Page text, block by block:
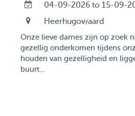
04-09-2026 to 15-09-
Heerhugowaard
Onze lieve dames zijn op zoek
gezellig onderkomen tijdens
houden van gezelligheid en
buurt...